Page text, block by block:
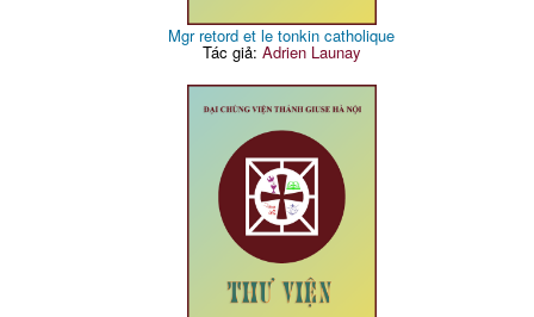
Mgr retord et le tonkin catholique
Tác giả: Adrien Launay